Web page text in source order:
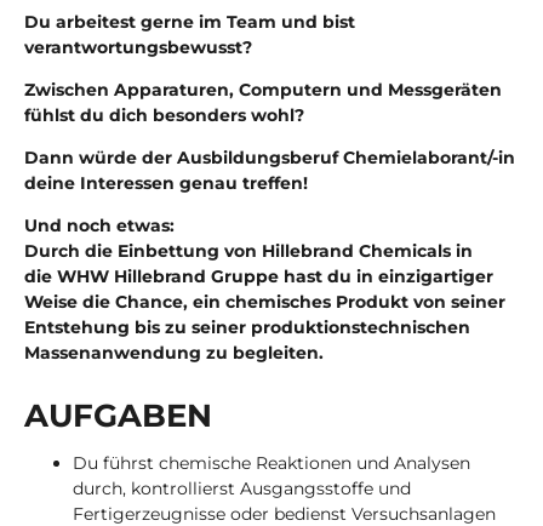
Du arbeitest gerne im Team und bist
verantwortungsbewusst?
Zwischen Apparaturen, Computern und Messgeräten
fühlst du dich besonders wohl?
Dann würde der Ausbildungsberuf Chemielaborant/-in
deine Interessen genau treffen!
Und noch etwas:
Durch die Einbettung von Hillebrand Chemicals in
die WHW Hillebrand Gruppe hast du in einzigartiger
Weise die Chance, ein chemisches Produkt von seiner
Entstehung bis zu seiner produktionstechnischen
Massenanwendung zu begleiten.
AUF­GA­BEN
Du führst chemische Reaktionen und Analysen
durch, kontrollierst Ausgangsstoffe und
Fertigerzeugnisse oder bedienst Versuchsanlagen